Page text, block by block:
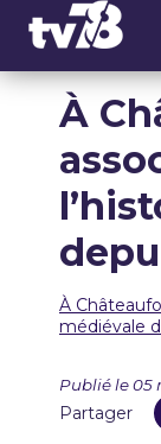
À
À
médiévale
Publié le 05
Partager
Panneau de